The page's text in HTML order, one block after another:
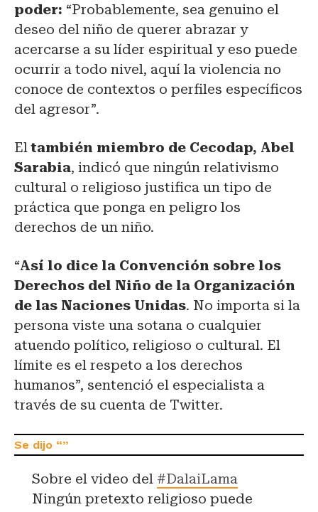
poder: “Probablemente, sea genuino el
deseo del niño de querer abrazar y
acercarse a su líder espiritual y eso puede
ocurrir a todo nivel, aquí la violencia no
conoce de contextos o perfiles específicos
del agresor”.
Eltambién miembro de Cecodap, Abel
Sarabia, indicó que ningún relativismo
cultural o religioso justifica un tipo de
práctica que ponga en peligro los
derechos de un niño.
“Así lo dice la Convención sobre los
Derechos del Niño de la Organización
de las Naciones Unidas. No importa si la
persona viste una sotana o cualquier
atuendo político, religioso o cultural. El
límite es el respeto a los derechos
humanos”, sentenció el especialista a
través de su cuenta de Twitter.
Sobre el video del #DalaiLama
Ningún pretexto religioso puede